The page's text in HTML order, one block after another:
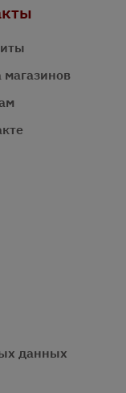
магазинов
данных